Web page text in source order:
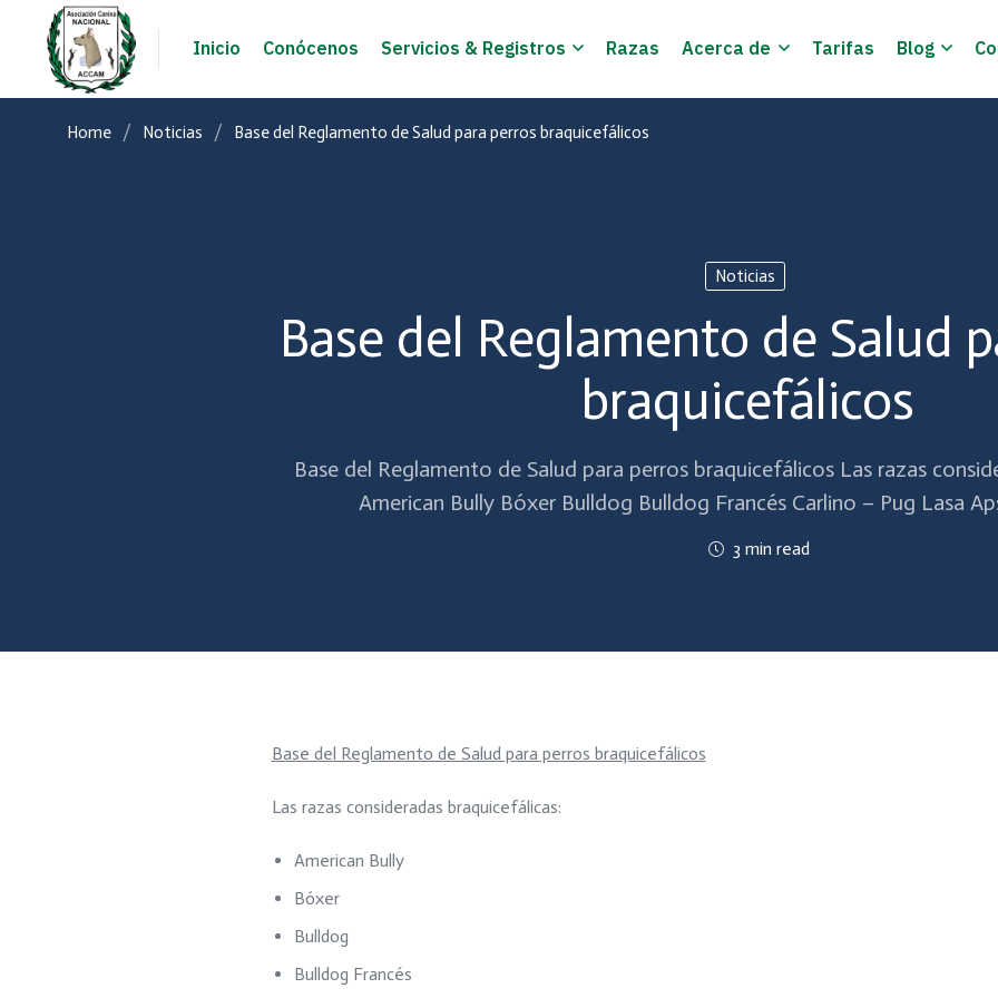
Inicio Conócenos Servicios & Registros Razas Acerca de Tarifas Blog
Home Noticias Base del Reglamento de Salud para perros braquicefálicos
Noticias
Base del Reglamento de Salud
braquicefálicos
Base del Reglamento de Salud para perros braquicefálicos Las razas
American Bully Bóxer Bulldog Bulldog Francés Carlino – Pug Lasa
3 min read
Base del Reglamento de Salud para perros braquicefálicos
Las razas consideradas braquicefálicas:
American Bully
Bóxer
Bulldog
Bulldog Francés